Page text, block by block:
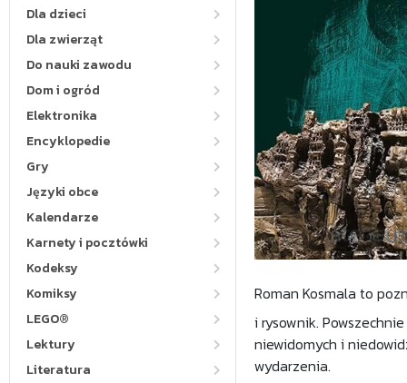
Dla dzieci
Dla zwierząt
Do nauki zawodu
Dom i ogród
Elektronika
Encyklopedie
Gry
Języki obce
Kalendarze
Karnety i pocztówki
Kodeksy
Komiksy
LEGO®
Lektury
Literatura
Roman Kosmala to
i rysownik.
niewidomych i
wydarzenia.